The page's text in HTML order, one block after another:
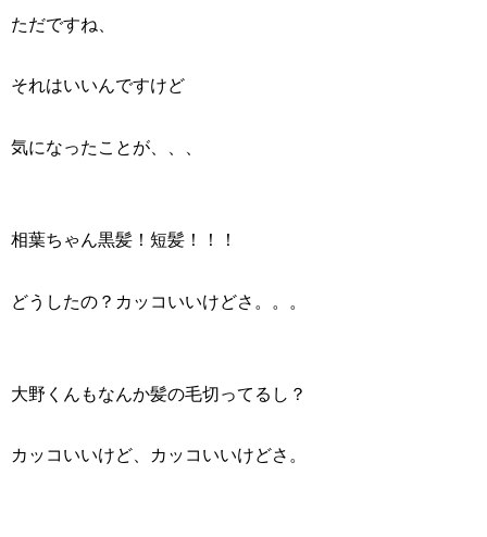
ただですね、
それはいいんですけど
気になったことが、、、
相葉ちゃん黒髪！短髪！！！
どうしたの？カッコいいけどさ。。。
大野くんもなんか髪の毛切ってるし？
カッコいいけど、カッコいいけどさ。